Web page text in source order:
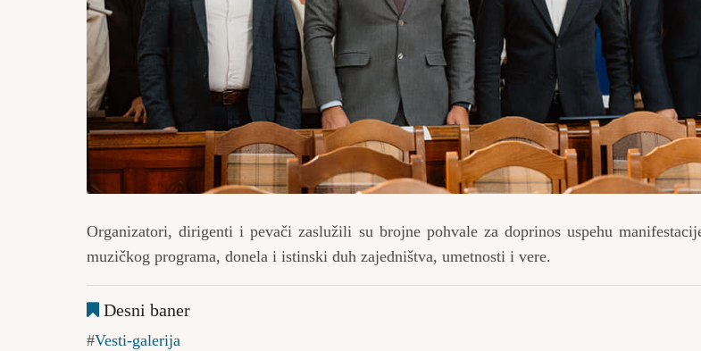
Organizatori, dirigenti i pevači zaslužili su brojne pohvale za doprinos uspehu
muzičkog programa, donela i istinski duh zajedništva, umetnosti i vere.
Desni baner
Vesti-galerija